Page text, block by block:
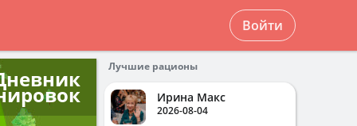
Войти
Лучшие рационы
Ирина Макс
2026-08-04